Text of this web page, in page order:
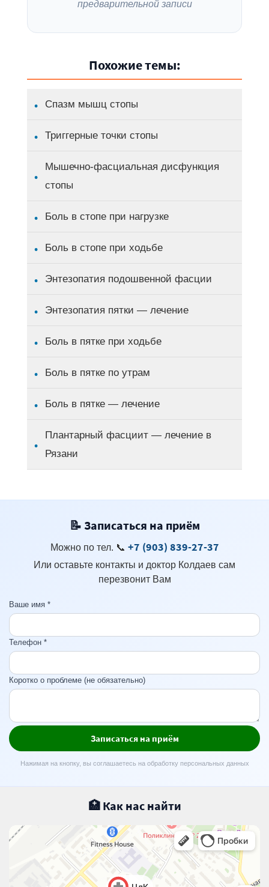
предварительной записи
Похожие темы:
Спазм мышц стопы
Триггерные точки стопы
Мышечно-фасциальная дисфункция
стопы
Боль в стопе при нагрузке
Боль в стопе при ходьбе
Энтезопатия подошвенной фасции
Энтезопатия пятки — лечение
Боль в пятке при ходьбе
Боль в пятке по утрам
Боль в пятке — лечение
Плантарный фасциит — лечение в
Рязани
📝 Записаться на приём
Можно по тел. 📞 +7 (903) 839-27-37
Или оставьте контакты и доктор Колдаев сам
перезвонит Вам
Ваше имя *
Телефон *
Коротко о проблеме (не обязательно)
Записаться на приём
Нажимая на кнопку, вы соглашаетесь на обработку персональных данных
🏥 Как нас найти